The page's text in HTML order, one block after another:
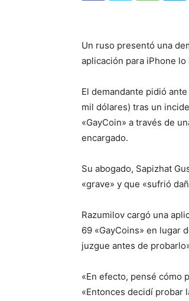
Un ruso presentó una
aplicación para iPhone
El demandante pidió
mil dólares) tras un
«GayCoin» a través de
encargado.
Su abogado, Sapizhat
«grave» y que «sufrió
Razumilov cargó una
69 «GayCoins» en lugar
juzgue antes de
«En efecto, pensé cómo
«Entonces decidí probar